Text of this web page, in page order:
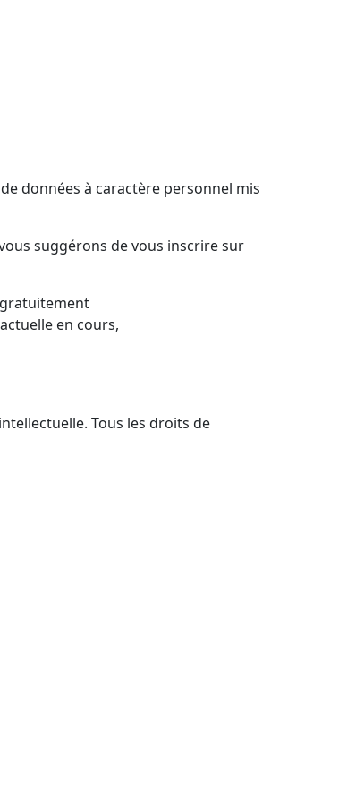
données à caractère personnel mis
suggérons de vous inscrire sur
en cours,
Tous les droits de